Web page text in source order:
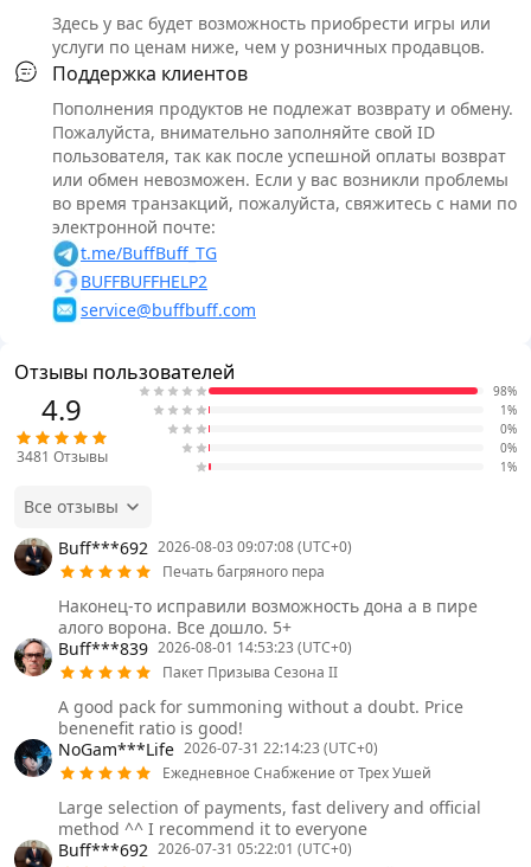
Здесь у вас будет возможность приобрести игры или
услуги по ценам ниже, чем у розничных продавцов.
Поддержка клиентов
Пополнения продуктов не подлежат возврату и обмену.
Пожалуйста, внимательно заполняйте свой ID
пользователя, так как после успешной оплаты возврат
или обмен невозможен. Если у вас возникли проблемы
во время транзакций, пожалуйста, свяжитесь с нами по
электронной почте:
t.me/BuffBuff_TG
BUFFBUFFHELP2
service@buffbuff.com
Отзывы пользователей
4.9
3481 Отзывы
98%
1%
0%
0%
1%
Все отзывы
Buff***692 2026-08-03 09:07:08 (UTC+0)
Печать багряного пера
Наконец-то исправили возможность дона а в пире
алого ворона. Все дошло. 5+
Buff***839 2026-08-01 14:53:23 (UTC+0)
Пакет Призыва Сезона II
A good pack for summoning without a doubt. Price
benenefit ratio is good!
NoGam***Life 2026-07-31 22:14:23 (UTC+0)
Ежедневное Снабжение от Трех Ушей
Large selection of payments, fast delivery and official
method ^^ I recommend it to everyone
Buff***692 2026-07-31 05:22:01 (UTC+0)